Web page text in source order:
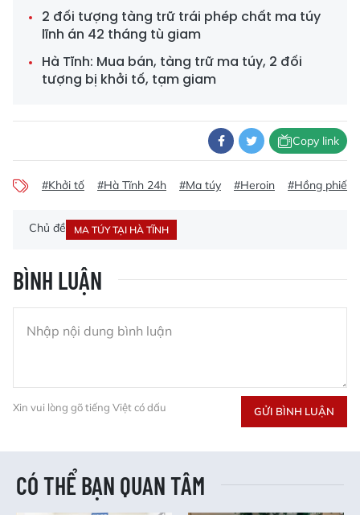
2 đối tượng tàng trữ trái phép chất ma túy
lĩnh án 42 tháng tù giam
Hà Tĩnh: Mua bán, tàng trữ ma túy, 2 đối
tượng bị khởi tố, tạm giam
Copy link
#Khởi tố #Hà Tĩnh 24h #Ma túy #Heroin #Hồng phiến
Chủ đề MA TÚY TẠI HÀ TĨNH
BÌNH LUẬN
Xin vui lòng gõ tiếng Việt có dấu GỬI BÌNH LUẬN
CÓ THỂ BẠN QUAN TÂM